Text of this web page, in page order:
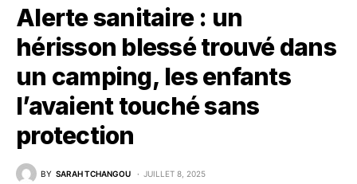
Alerte sanitaire : un
hérisson blessé trouvé dans
un camping, les enfants
l’avaient touché sans
protection
BY SARAH TCHANGOU JUILLET 8, 2025